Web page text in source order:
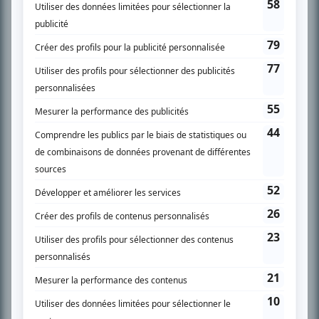
SUR LE RÉSEAU BIZZ MÉDIA
PLAN DU SITE
Accueil
Liste des oeuvres
Recherche avancée
À propos
Nous contacter
Termes et conditions
Politique de confidentialité
Gestion du consentement